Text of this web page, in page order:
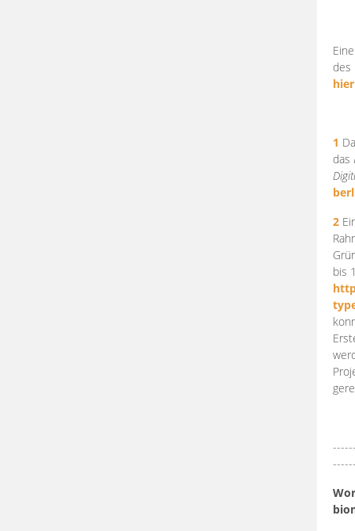
des
hier
1
das
2
bis